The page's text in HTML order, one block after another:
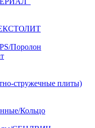
Поролон
стружечные плиты)
Кольцо